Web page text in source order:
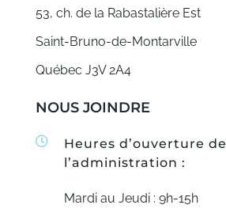
53, ch. de la Rabastalière Est
Saint-Bruno-de-Montarville
Québec J3V 2A4
NOUS JOINDRE
Heures d’ouverture de
l’administration :
Mardi au Jeudi : 9h-15h